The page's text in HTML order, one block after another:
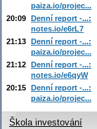
paiza.io/projec...
20:09 Denní report -...:
notes.io/e6rL7
21:13 Denní report -...:
paiza.io/projec...
21:12 Denní report -...:
notes.io/e6qyW
20:15 Denní report -...:
paiza.io/projec...
Škola investování